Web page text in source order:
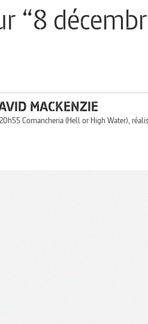
“8
MACKENZIE
Comancheria (Hell or High Water),